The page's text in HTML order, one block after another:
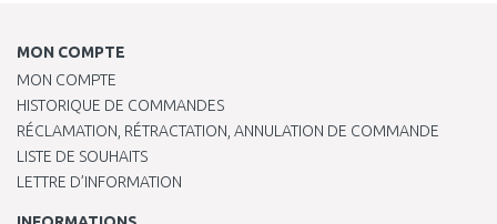
MON COMPTE
MON COMPTE
HISTORIQUE DE COMMANDES
RÉCLAMATION, RÉTRACTATION, ANNULATION DE COMMANDE
LISTE DE SOUHAITS
LETTRE D’INFORMATION